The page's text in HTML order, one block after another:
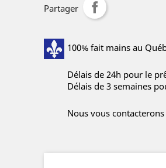
Partager
100% fait mains au
Délais de 24h pour le
Délais de 3 semaines
Nous vous